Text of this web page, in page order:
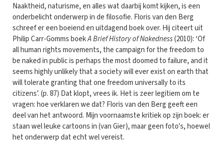
Naaktheid, naturisme, en alles wat daarbij komt kijken, is een
onderbelicht onderwerp in de filosofie. Floris van den Berg
schreef er een boeiend en uitdagend boek over. Hij citeert uit
Philip Carr-Gomms boekA Brief History of Nakedness(2010): ‘Of
all human rights movements, the campaign for the freedom to
be naked in public is perhaps the most doomed to failure, and it
seems highly unlikely that a society will ever exist on earth that
will tolerate granting that one freedom universally to its
citizens’. (p. 87) Dat klopt, vrees ik. Het is zeer legitiem om te
vragen: hoe verklaren we dat? Floris van den Berg geeft een
deel van het antwoord. Mijn voornaamste kritiek op zijn boek: er
staan wel leuke cartoons in (van Gier), maar geen foto's, hoewel
het onderwerp dat echt wel vereist.